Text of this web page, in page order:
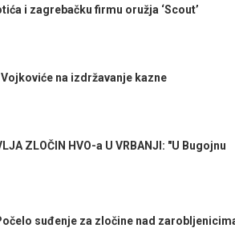
i zagrebačku firmu oružja ‘Scout’
Vojkoviće na izdržavanje kazne
ZLOČIN HVO-a U VRBANJI: "U Bugojnu
Počelo suđenje za zločine nad